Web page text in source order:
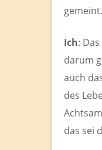
gemeint.
Ich:
darum
auch
des
das sei